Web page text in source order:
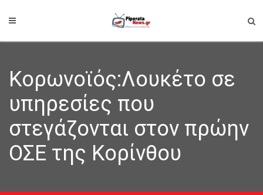
Κορωνοϊός:Λουκέτο σε
υπηρεσίες που
στεγάζονται στον πρώην
ΟΣΕ της Κορίνθου